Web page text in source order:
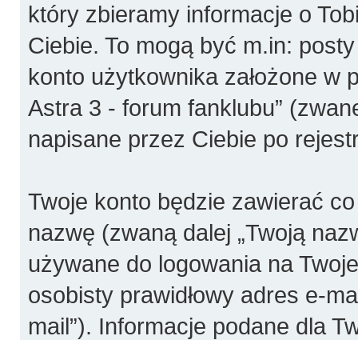
który zbieramy informacje o
Ciebie. To mogą być m.in:
konto użytkownika założone w
Astra 3 - forum fanklubu”
napisane przez Ciebie po
Twoje konto będzie zawierać
nazwę (zwaną dalej „Twoją
używane do logowania na
osobisty prawidłowy adres e-
mail”). Informacje podane dla